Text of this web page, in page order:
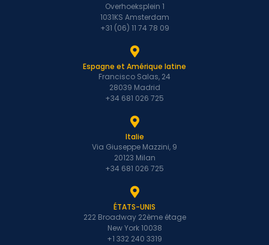
Overhoeksplein 1
1031KS Amsterdam
+31 (06) 11 74 78 09
Espagne et Amérique latine
Francisco Salas, 24
28039 Madrid
+34 681 026 725
Italie
Via Giuseppe Mazzini, 9
20123 Milan
+34 681 026 725
ÉTATS-UNIS
222 Broadway 22ème étage
New York 10038
+1 332 240 3319